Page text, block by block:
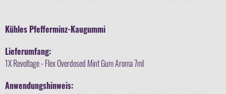
Kühles Pfefferminz-Kaugummi
Lieferumfang:
1X Revoltage - Flex Overdosed Mint Gum Aroma 7ml
Anwendungshinweis: